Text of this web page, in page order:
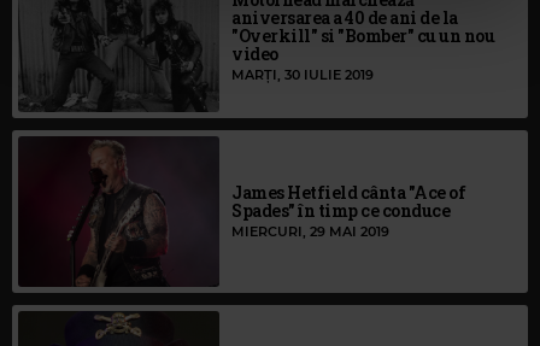
aniversarea a 40 de ani de la
"Overkill" si "Bomber" cu un nou
video
MARȚI, 30 IULIE 2019
James Hetfield cânta "Ace of
Spades" în timp ce conduce
MIERCURI, 29 MAI 2019